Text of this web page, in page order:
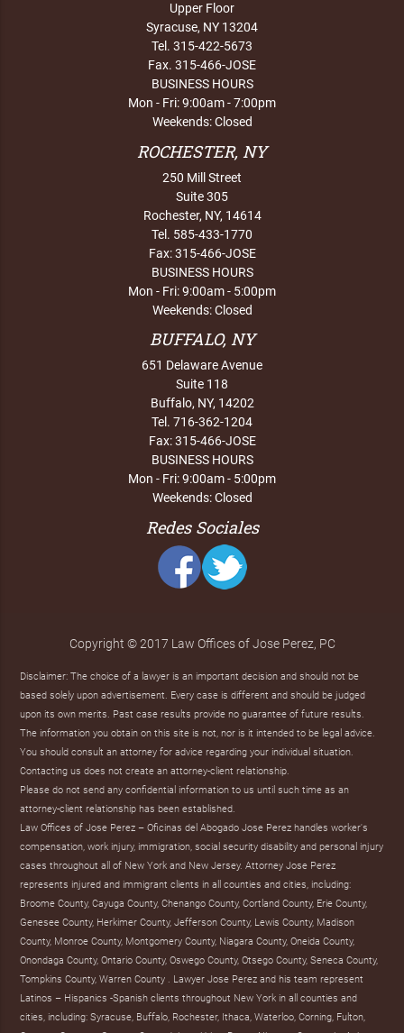
Upper Floor
Syracuse, NY 13204
Tel. 315-422-5673
Fax. 315-466-JOSE
BUSINESS HOURS
Mon - Fri: 9:00am - 7:00pm
Weekends: Closed
ROCHESTER, NY
250 Mill Street
Suite 305
Rochester, NY, 14614
Tel. 585-433-1770
Fax: 315-466-JOSE
BUSINESS HOURS
Mon - Fri: 9:00am - 5:00pm
Weekends: Closed
BUFFALO, NY
651 Delaware Avenue
Suite 118
Buffalo, NY, 14202
Tel. 716-362-1204
Fax: 315-466-JOSE
BUSINESS HOURS
Mon - Fri: 9:00am - 5:00pm
Weekends: Closed
Redes Sociales
Copyright © 2017 Law Offices of Jose Perez, PC
Disclaimer: The choice of a lawyer is an important decision and should not be
based solely upon advertisement. Every case is different and should be judged
upon its own merits. Past case results provide no guarantee of future results.
The information you obtain on this site is not, nor is it intended to be legal advice.
You should consult an attorney for advice regarding your individual situation.
Contacting us does not create an attorney-client relationship.
Please do not send any confidential information to us until such time as an
attorney-client relationship has been established.
Law Offices of Jose Perez – Oficinas del Abogado Jose Perez handles worker's
compensation, work injury, immigration, social security disability and personal injury
cases throughout all of New York and New Jersey. Attorney Jose Perez
represents injured and immigrant clients in all counties and cities, including:
Broome County, Cayuga County, Chenango County, Cortland County, Erie County,
Genesee County, Herkimer County, Jefferson County, Lewis County, Madison
County, Monroe County, Montgomery County, Niagara County, Oneida County,
Onondaga County, Ontario County, Oswego County, Otsego County, Seneca County,
Tompkins County, Warren County . Lawyer Jose Perez and his team represent
Latinos – Hispanics -Spanish clients throughout New York in all counties and
cities, including: Syracuse, Buffalo, Rochester, Ithaca, Waterloo, Corning, Fulton,